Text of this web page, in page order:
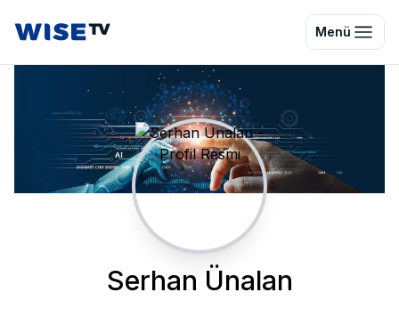
Wise TV Menü
Serhan Ünalan